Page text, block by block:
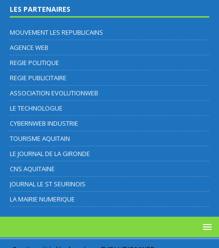
LES PARTENAIRES
MOUVEMENT LES REPUBLICAINS
AGENCE WEB
REGIE POLITIQUE
REGIE PUBLICITAIRE
ASSOCIATION EVOLUTIONWEB
LE TECHNOLOGUE
CYBERNWEB INDUSTRIE
TOURISME AQUITAIN
LE JOURNAL DE LA GIRONDE
CNS AQUITAINE
JOURNAL LE ST SEURINOIS
LA MAIRIE NUMERIQUE